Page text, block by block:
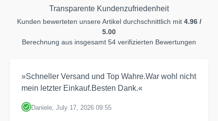
Transparente Kundenzufriedenheit
Kunden bewerteten unsere Artikel durchschnittlich mit 4.96 /
5.00
Berechnung aus insgesamt 54 verifizierten Bewertungen
»Schneller Versand und Top Wahre.War wohl nicht
mein letzter Einkauf.Besten Dank.«
Daniele, July 17, 2026 09:55